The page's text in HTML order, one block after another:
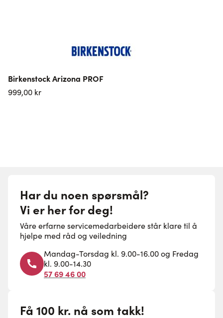
Birkenstock Arizona PROF
999,00 kr
Har du noen spørsmål?
Vi er her for deg!
Våre erfarne servicemedarbeidere står klare til å
hjelpe med råd og veiledning
Mandag-Torsdag kl. 9.00-16.00 og Fredag
kl. 9.00-14.30
57 69 46 00
Få 100 kr. nå som takk!